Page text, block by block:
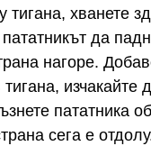
тигана, хванете
пататникът да
нагоре.
изчакайте
пататника
сега е